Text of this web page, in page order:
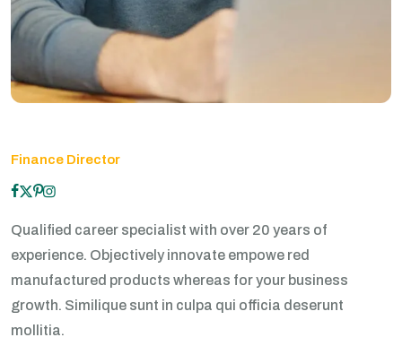
Finance Director
Qualified career specialist with over 20 years of
experience. Objectively innovate empowe red
manufactured products whereas for your business
growth. Similique sunt in culpa qui officia deserunt
mollitia.